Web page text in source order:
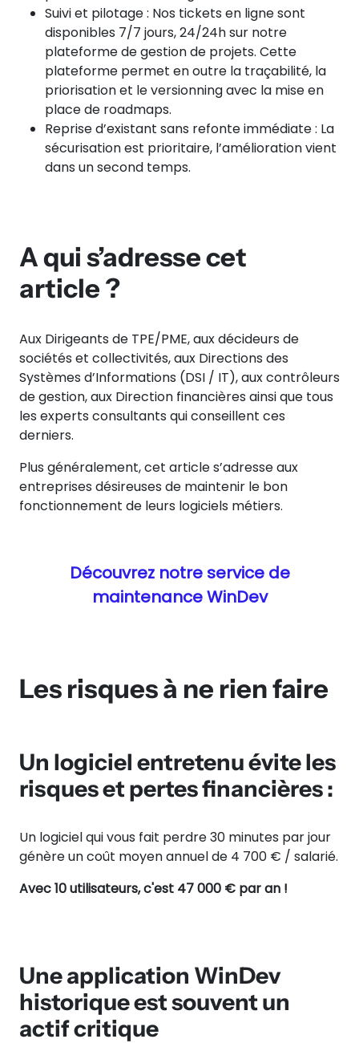
Suivi et pilotage : Nos tickets en ligne sont
disponibles 7/7 jours, 24/24h sur notre
plateforme de gestion de projets. Cette
plateforme permet en outre la traçabilité, la
priorisation et le versionning avec la mise en
place de roadmaps.
Reprise d’existant sans refonte immédiate : La
sécurisation est prioritaire, l’amélioration vient
dans un second temps.
A qui s’adresse cet
article ?
Aux Dirigeants de TPE/PME, aux décideurs de
sociétés et collectivités, aux Directions des
Systèmes d’Informations (DSI / IT), aux contrôleurs
de gestion, aux Direction financières ainsi que tous
les experts consultants qui conseillent ces
derniers.
Plus généralement, cet article s’adresse aux
entreprises désireuses de maintenir le bon
fonctionnement de leurs logiciels métiers.
Découvrez notre service de
maintenance WinDev
Les risques à ne rien faire
Un logiciel entretenu évite les
risques et pertes financières :
Un logiciel qui vous fait perdre 30 minutes par jour
génère un coût moyen annuel de 4 700 € / salarié.
Avec 10 utilisateurs, c'est 47 000 € par an !
Une application WinDev
historique est souvent un
actif critique